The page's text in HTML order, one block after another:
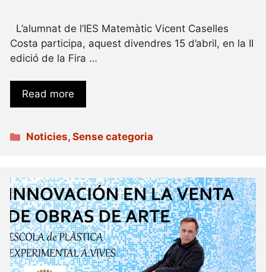
L’alumnat de l’IES Matemàtic Vicent Caselles
Costa participa, aquest divendres 15 d’abril, en la II
edició de la Fira …
Read more
Categories
Noticies,Sense categoria